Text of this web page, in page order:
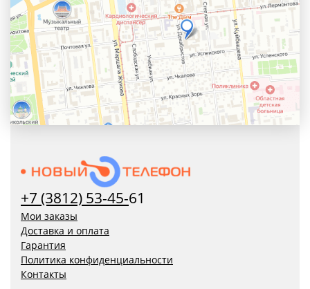
+7 (3812) 53-45-61
Мои заказы
Доставка и оплата
Гарантия
Политика конфиденциальности
Контакты